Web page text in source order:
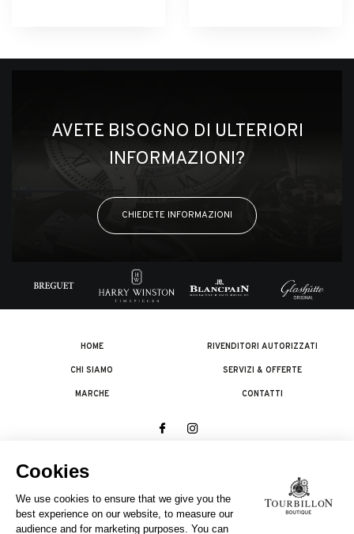
AVETE BISOGNO DI ULTERIORI
INFORMAZIONI?
CHIEDETE INFORMAZIONI
HOME
CHI SIAMO
MARCHE
RIVENDITORI AUTORIZZATI
SERVIZI & OFFERTE
CONTATTI